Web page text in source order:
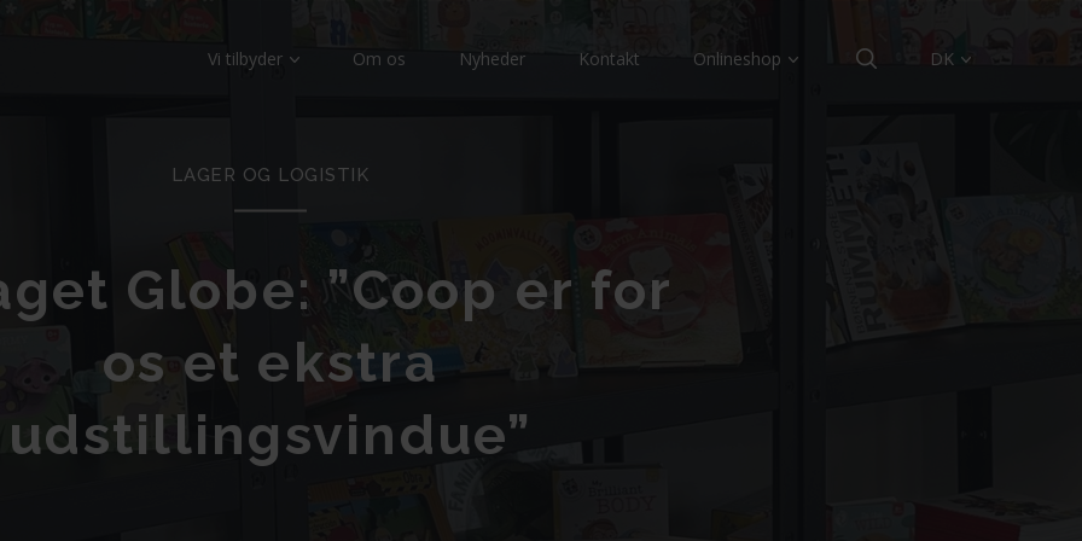
Vi tilbyder Om os Nyheder Kontakt Onlineshop DK
LAGER OG LOGISTIK
Globe: ”Coop er for
os et ekstra
udstillingsvindue”